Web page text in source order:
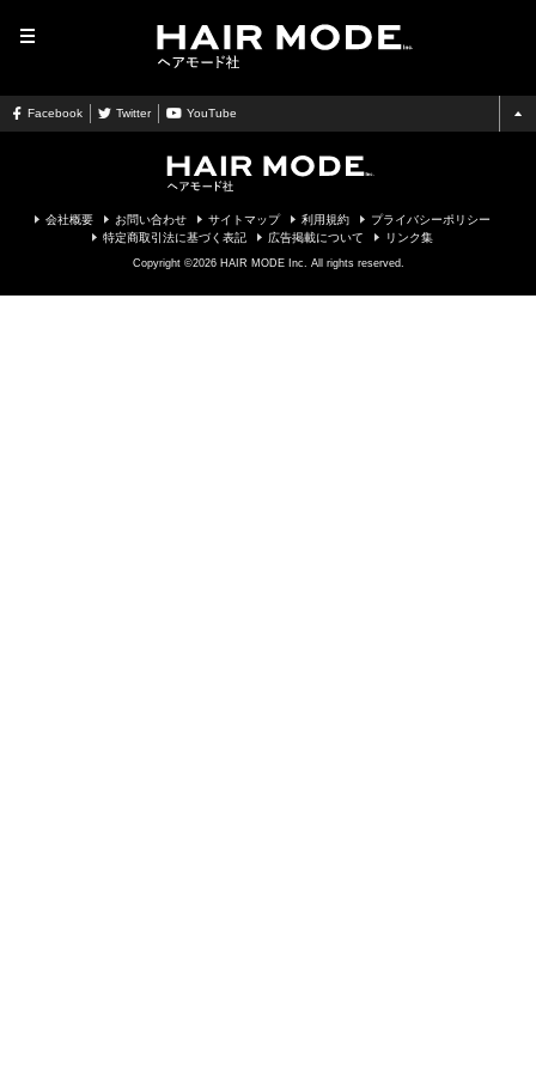
Facebook Twitter YouTube
会社概要 お問い合わせ サイトマップ 利用規約
プライバシーポリシー
特定商取引法に基づく表記
広告掲載について リンク集
Copyright ©2026 HAIR MODE Inc. All rights reserved.